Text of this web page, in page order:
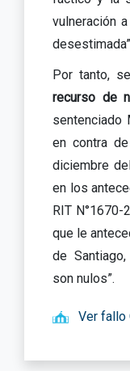
vulneración
Por tanto,
recurso de
sentenciado
en contra
diciembre
en los
RIT
que le
de
son nulos”.
Ver fallo